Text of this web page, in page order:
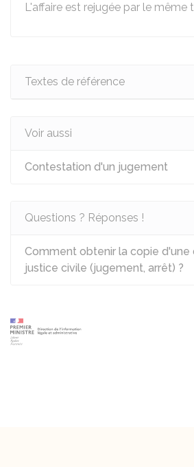
L'affaire est rejugée par le même
Textes de référence
Voir aussi
Contestation d'un jugement
Questions ? Réponses !
Comment obtenir la copie d'une
justice civile (jugement, arrêt) ?